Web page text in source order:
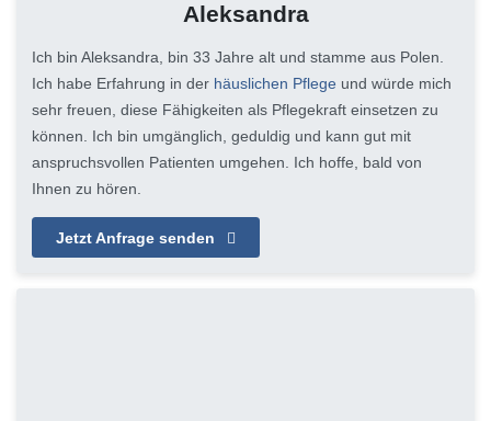
Aleksandra
Ich bin Aleksandra, bin 33 Jahre alt und stamme aus Polen.
Ich habe Erfahrung in der häuslichen Pflege und würde mich
sehr freuen, diese Fähigkeiten als Pflegekraft einsetzen zu
können. Ich bin umgänglich, geduldig und kann gut mit
anspruchsvollen Patienten umgehen. Ich hoffe, bald von
Ihnen zu hören.
Jetzt Anfrage senden